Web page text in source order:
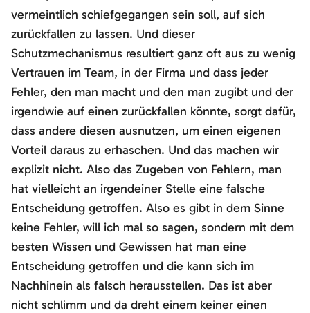
vermeintlich schiefgegangen sein soll, auf sich
zurückfallen zu lassen. Und dieser
Schutzmechanismus resultiert ganz oft aus zu wenig
Vertrauen im Team, in der Firma und dass jeder
Fehler, den man macht und den man zugibt und der
irgendwie auf einen zurückfallen könnte, sorgt dafür,
dass andere diesen ausnutzen, um einen eigenen
Vorteil daraus zu erhaschen. Und das machen wir
explizit nicht. Also das Zugeben von Fehlern, man
hat vielleicht an irgendeiner Stelle eine falsche
Entscheidung getroffen. Also es gibt in dem Sinne
keine Fehler, will ich mal so sagen, sondern mit dem
besten Wissen und Gewissen hat man eine
Entscheidung getroffen und die kann sich im
Nachhinein als falsch herausstellen. Das ist aber
nicht schlimm und da dreht einem keiner einen